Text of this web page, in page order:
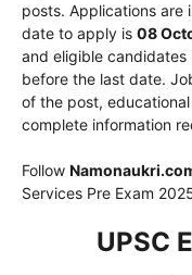
posts. Applications are
date to apply is 08
and eligible
before the last date.
of the post,
complete information
Follow
Services Pre Exam
UPSC